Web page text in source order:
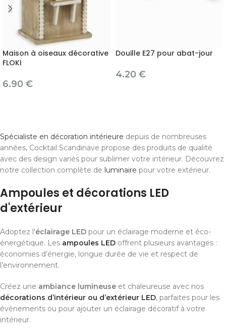
Maison à oiseaux décorative
FLOKI
6.90 €
Douille E27 pour abat-jour
4.20 €
Spécialiste en décoration intérieure depuis de nombreuses
années, Cocktail Scandinave propose des produits de qualité
avec des design variés pour sublimer votre intérieur. Découvrez
notre collection complète de luminaire pour votre extérieur.
Ampoules et décorations LED
d'extérieur
Adoptez l'éclairage LED pour un éclairage moderne et éco-
énergétique. Les ampoules LED offrent plusieurs avantages :
économies d’énergie, longue durée de vie et respect de
l’environnement.
Créez une ambiance lumineuse et chaleureuse avec nos
décorations d’intérieur ou d’extérieur LED, parfaites pour les
événements ou pour ajouter un éclairage décoratif à votre
intérieur.